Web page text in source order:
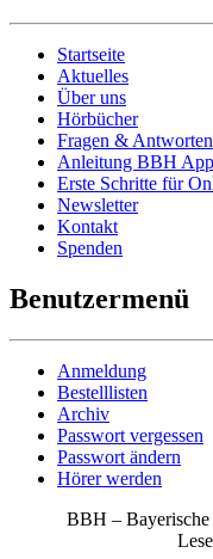
Startseite
Aktuelles
Über uns
Hörbücher
Fragen & Antworten
Anleitung BBH
Erste Schritte für
Newsletter
Kontakt
Spenden
Benutzermenü
Anmeldung
Bestelllisten
Archiv
Passwort vergessen
Passwort ändern
Hörer werden
BBH –